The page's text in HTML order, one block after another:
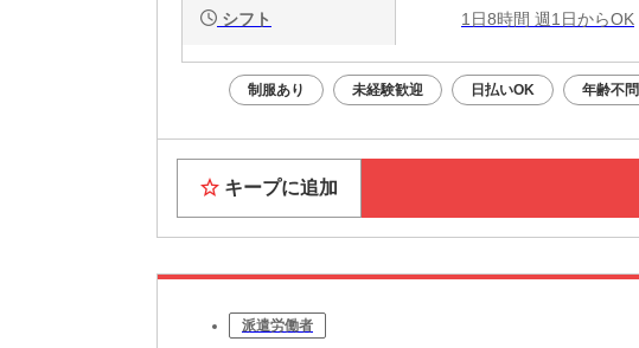
シフト 1日8時間 週1日からOK
制服あり 未経験歓迎 日払いOK 年齢不問
キープに追加
派遣労働者